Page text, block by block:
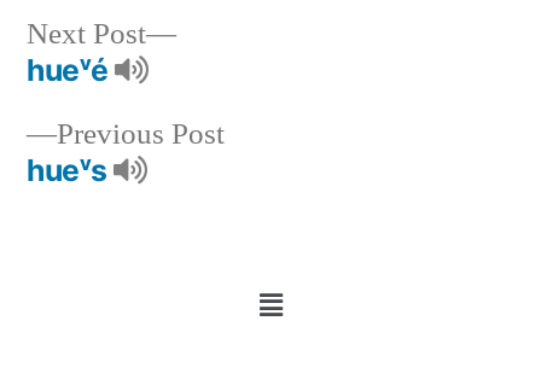
Previous Post
hueᵛs
Next Post
hueᵛé